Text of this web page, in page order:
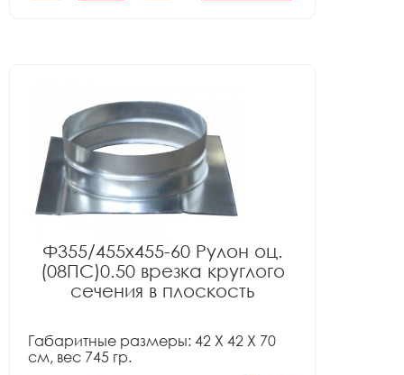
Ф355/455x455-60 Рулон оц.
(08ПС)0.50 врезка круглого
сечения в плоскость
Габаритные размеры: 42 X 42 X 70
см, вес 745 гр.